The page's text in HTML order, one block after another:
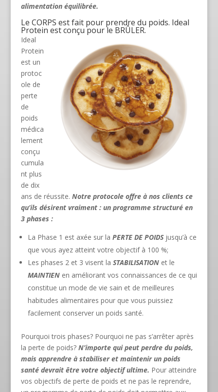
alimentation équilibrée.
Le CORPS est fait pour prendre du poids. Ideal
Protein est conçu pour le BRÛLER.
Ideal
Protein
est un
protoc
ole de
perte
de
poids
médica
lement
conçu
cumula
nt plus
de dix
ans de réussite. Notre protocole offre à nos clients ce
qu’ils désirent vraiment : un programme structuré en
3 phases :
La Phase 1 est axée sur la PERTE DE POIDSjusqu’à ce
que vous ayez atteint votre objectif à 100 %;
Les phases 2 et 3 visent la STABILISATIONet le
MAINTIENen améliorant vos connaissances de ce qui
constitue un mode de vie sain et de meilleures
habitudes alimentaires pour que vous puissiez
facilement conserver un poids santé.
Pourquoi trois phases? Pourquoi ne pas s’arrêter après
la perte de poids? N’importe qui peut perdre du poids,
mais apprendre à stabiliser et maintenir un poids
santé devrait être votre objectif ultime. Pour atteindre
vos objectifs de perte de poids et ne pas le reprendre,